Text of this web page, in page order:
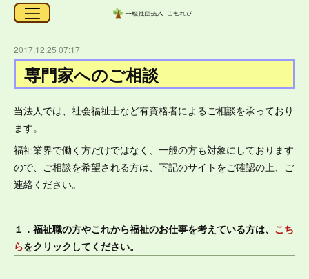
2017.12.25 07:17
専門家へのご相談
当法人では、社会福祉士など有資格者によるご相談を承っており
ます。
福祉業界で働く方だけではなく、一般の方も対象にしております
ので、ご相談を希望される方は、下記のサイトをご確認の上、ご
連絡ください。
１．福祉職の方やこれから福祉のお仕事を考えている方は、 こち
らをクリックしてください。